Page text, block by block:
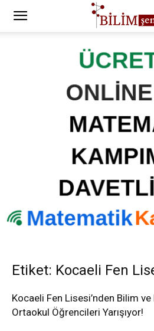
Etiket: Kocaeli Fen
Kocaeli Fen Lisesi’nden Bilim
Ortaokul Öğrencileri Yarışıyor!